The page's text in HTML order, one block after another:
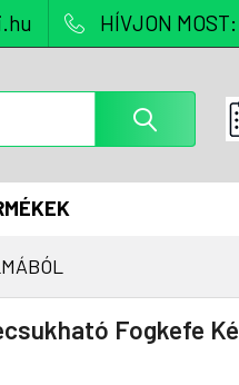
HÍVJON
Fogkefe